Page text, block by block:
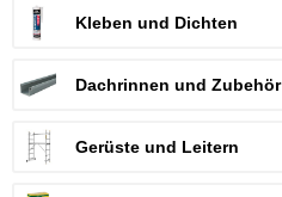
Kleben und Dichten
Dachrinnen und Zubehör
Gerüste und Leitern